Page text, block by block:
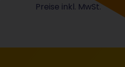
Preise inkl. MwSt.